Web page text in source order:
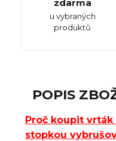
zdarma
u vybraných
produktů
POPIS
Proč koupit
stopkou